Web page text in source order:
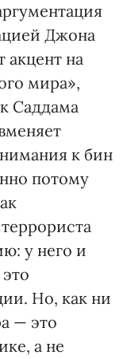
Джона
акцент на
мира»,
Саддама
к бин
потому
у него и
Но, как ни
— это
а не